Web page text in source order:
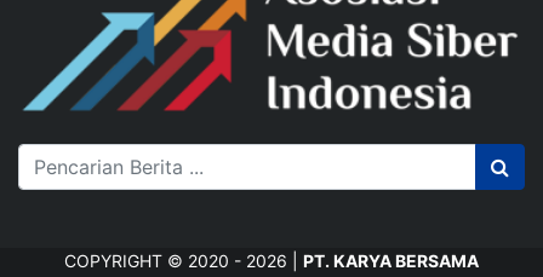
COPYRIGHT © 2020 - 2026 | PT. KARYA BERSAMA